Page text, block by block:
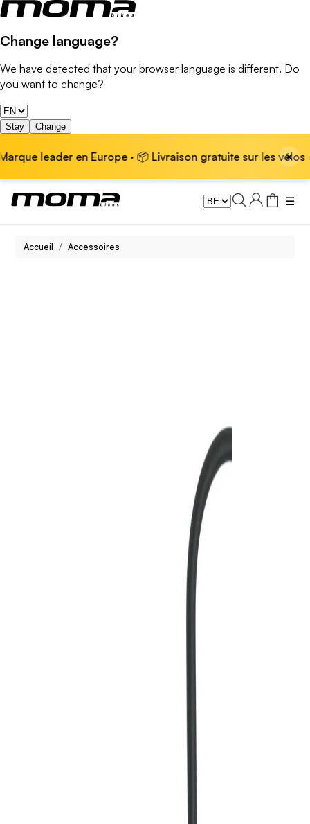
Change language?
We have detected that your browser language is different. Do
you want to change?
Stay Change
leader en Europe · 📦 Livraison gratuite sur les vélos
×
☰
Accueil Accessoires